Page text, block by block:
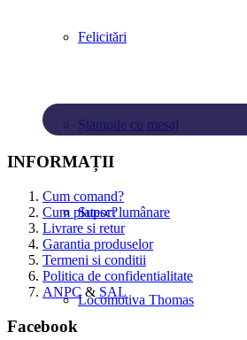
Felicitări
Ștampile cu mesaj
Suport lumânare
Locomotiva Thomas
INFORMAȚII
Cum comand?
Cum platesc?
Livrare si retur
Garantia produselor
Termeni si conditii
Politica de confidentialitate
ANPC& SAL
Facebook